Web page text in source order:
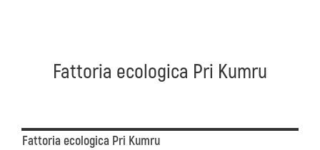
Fattoria ecologica Pri Kumru
Fattoria ecologica Pri Kumru